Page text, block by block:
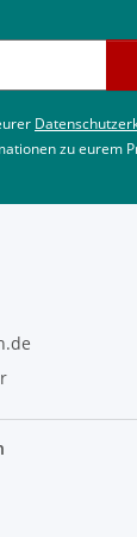
zu eurem